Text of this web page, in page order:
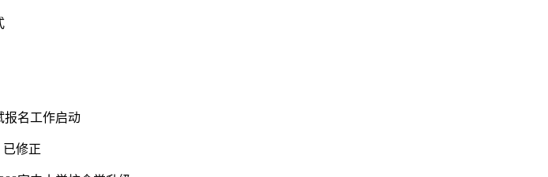
报名工作启动
已修正